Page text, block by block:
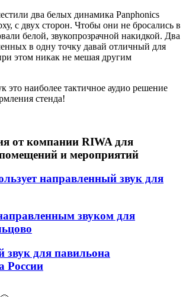
два белых динамика Panphonics
с двух сторон. Чтобы они не бросались в
белой, звукопрозрачной накидкой. Два
в одну точку давай отличный для
этом никак не мешая другим
это наиболее тактичное аудио решение
стенда!
от компании RIWA для
и мероприятий
направленный звук для
звуком для
для павильона
России